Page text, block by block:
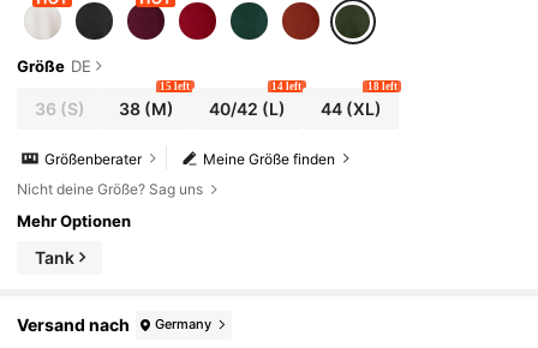
Größe DE
36 (S) 38 (M)
15 left
40/42 (L)
14 left
44(XL)
18 left
Meine Größe finden
Größenberater
Nicht deine Größe? Sag uns
Mehr Optionen
Tank
Versand nach Germany